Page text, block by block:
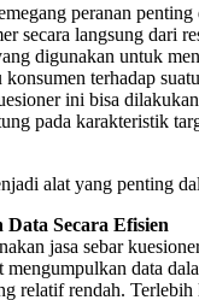
peranan penting
secara langsung dari
digunakan untuk
terhadap
ini bisa
pada karakteristik
alat yang penting
Secara Efisien
jasa sebar
mengumpulkan data
relatif rendah.